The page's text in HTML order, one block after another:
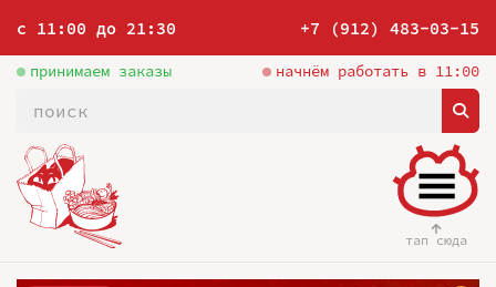
с 11:00 до 21:30 +7 (912) 483-03-15
принимаем заказы начнём работать в 11:00
тап сюда